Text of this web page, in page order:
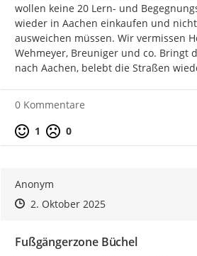
wollen keine 20 Lern- und
wieder in Aachen einkaufen und
ausweichen müssen. Wir vermissen
Wehmeyer, Breuniger und co. Bringt
nach Aachen, belebt die Straßen
0 Kommentare
Positive Bewertung
1 Negative Bewertung
0
Anonym
Zeitpunkt des Erstellens
Zeitpunkt des Erstellens
2. Oktober 2025Zur Äußerung
Fußgängerzone Büchel